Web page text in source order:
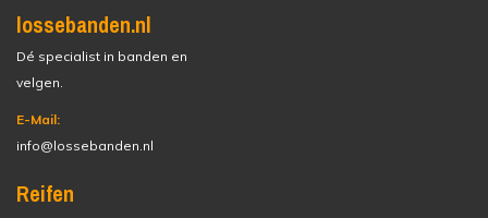
lossebanden.nl
Dé specialist in banden en
velgen.
E-Mail:
info@lossebanden.nl
Reifen